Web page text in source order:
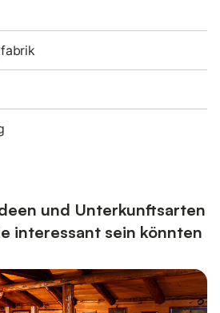
und Unterkunftsarten
interessant sein könnten